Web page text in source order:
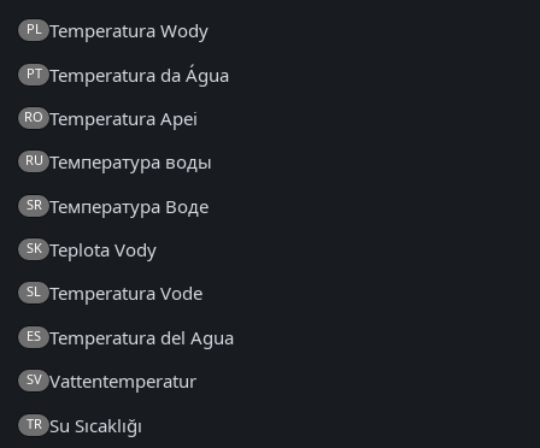
PL Temperatura Wody
PT Temperatura da Água
RO Temperatura Apei
RU Температура воды
SR Температура Воде
SK Teplota Vody
SL Temperatura Vode
ES Temperatura del Agua
SV Vattentemperatur
TR Su Sıcaklığı